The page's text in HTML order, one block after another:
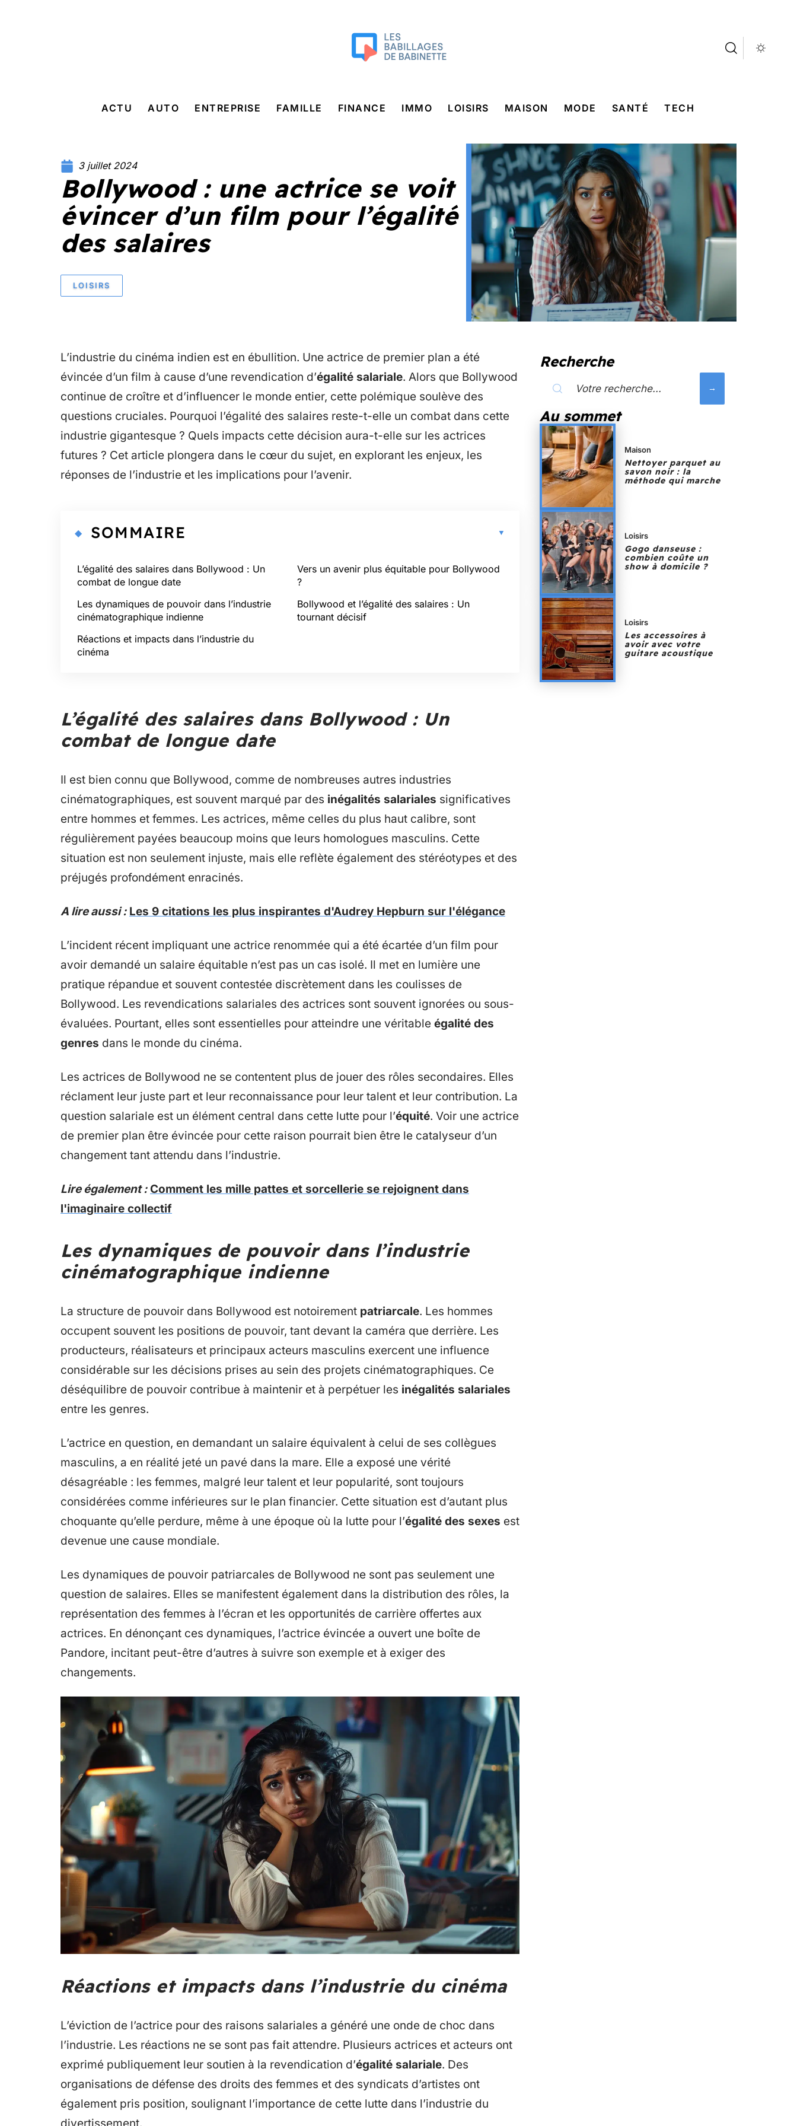
ACTU AUTO ENTREPRISE FAMILLE FINANCE IMMO LOISIRS MAISON MODE SANTÉ TECH
3 juillet 2024
Bollywood : une actrice se voit
évincer d’un film pour l’égalité
des salaires
LOISIRS
L’industrie du cinéma indien est en ébullition. Une actrice de premier plan a été
évincée d’un film à cause d’une revendication d’égalité salariale. Alors que Bollywood
continue de croître et d’influencer le monde entier, cette polémique soulève des
questions cruciales. Pourquoi l’égalité des salaires reste-t-elle un combat dans cette
industrie gigantesque ? Quels impacts cette décision aura-t-elle sur les actrices
futures ? Cet article plongera dans le cœur du sujet, en explorant les enjeux, les
réponses de l’industrie et les implications pour l’avenir.
SOMMAIRE
L’égalité des salaires dans Bollywood : Un
combat de longue date
Les dynamiques de pouvoir dans l’industrie
cinématographique indienne
Réactions et impacts dans l’industrie du
cinéma
Vers un avenir plus équitable pour Bollywood
?
Bollywood et l’égalité des salaires : Un
tournant décisif
L’égalité des salaires dans Bollywood : Un
combat de longue date
Il est bien connu que Bollywood, comme de nombreuses autres industries
cinématographiques, est souvent marqué par des inégalités salariales significatives
entre hommes et femmes. Les actrices, même celles du plus haut calibre, sont
régulièrement payées beaucoup moins que leurs homologues masculins. Cette
situation est non seulement injuste, mais elle reflète également des stéréotypes et des
préjugés profondément enracinés.
A lire aussi : Les 9 citations les plus inspirantes d'Audrey Hepburn sur l'élégance
L’incident récent impliquant une actrice renommée qui a été écartée d’un film pour
avoir demandé un salaire équitable n’est pas un cas isolé. Il met en lumière une
pratique répandue et souvent contestée discrètement dans les coulisses de
Bollywood. Les revendications salariales des actrices sont souvent ignorées ou sous-
évaluées. Pourtant, elles sont essentielles pour atteindre une véritable égalité des
genres dans le monde du cinéma.
Les actrices de Bollywood ne se contentent plus de jouer des rôles secondaires. Elles
réclament leur juste part et leur reconnaissance pour leur talent et leur contribution. La
question salariale est un élément central dans cette lutte pour l’équité. Voir une actrice
de premier plan être évincée pour cette raison pourrait bien être le catalyseur d’un
changement tant attendu dans l’industrie.
Lire également : Comment les mille pattes et sorcellerie se rejoignent dans
l'imaginaire collectif
Les dynamiques de pouvoir dans l’industrie
cinématographique indienne
La structure de pouvoir dans Bollywood est notoirement patriarcale. Les hommes
occupent souvent les positions de pouvoir, tant devant la caméra que derrière. Les
producteurs, réalisateurs et principaux acteurs masculins exercent une influence
considérable sur les décisions prises au sein des projets cinématographiques. Ce
déséquilibre de pouvoir contribue à maintenir et à perpétuer les inégalités salariales
entre les genres.
L’actrice en question, en demandant un salaire équivalent à celui de ses collègues
masculins, a en réalité jeté un pavé dans la mare. Elle a exposé une vérité
désagréable : les femmes, malgré leur talent et leur popularité, sont toujours
considérées comme inférieures sur le plan financier. Cette situation est d’autant plus
choquante qu’elle perdure, même à une époque où la lutte pour l’égalité des sexes est
devenue une cause mondiale.
Les dynamiques de pouvoir patriarcales de Bollywood ne sont pas seulement une
question de salaires. Elles se manifestent également dans la distribution des rôles, la
représentation des femmes à l’écran et les opportunités de carrière offertes aux
actrices. En dénonçant ces dynamiques, l’actrice évincée a ouvert une boîte de
Pandore, incitant peut-être d’autres à suivre son exemple et à exiger des
changements.
Réactions et impacts dans l’industrie du cinéma
L’éviction de l’actrice pour des raisons salariales a généré une onde de choc dans
l’industrie. Les réactions ne se sont pas fait attendre. Plusieurs actrices et acteurs ont
exprimé publiquement leur soutien à la revendication d’égalité salariale. Des
organisations de défense des droits des femmes et des syndicats d’artistes ont
également pris position, soulignant l’importance de cette lutte dans l’industrie du
divertissement.
Recherche
Au sommet
Maison
Nettoyer parquet au
savon noir : la
méthode qui marche
Loisirs
Gogo danseuse :
combien coûte un
show à domicile ?
Loisirs
Les accessoires à
avoir avec votre
guitare acoustique